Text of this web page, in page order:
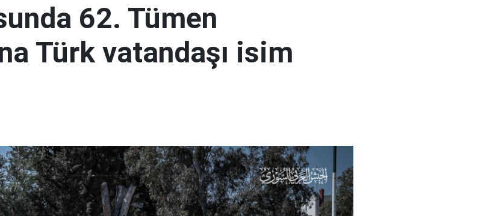
62. Tümen
Türk vatandaşı isim